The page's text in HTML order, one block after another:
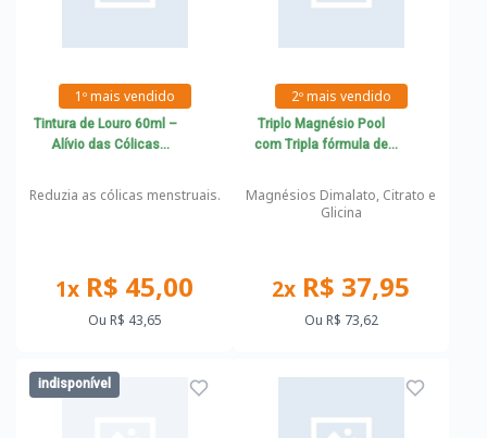
1º mais vendido
Tintura de Louro 60ml –
Alívio das Cólicas
Reduzia as cólicas menstruais.
1x R$ 45,00
Ou R$ 43,65
2º mais vendido
Triplo Magnésio Pool
com Tripla fórmula de
Magnésios Dimalato, Citrato e
Glicina
2x R$ 37,95
Ou R$ 73,62
indisponível